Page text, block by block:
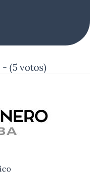
(5 votos)